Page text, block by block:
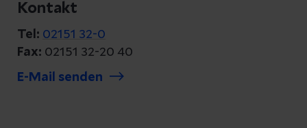
Kontakt
Tel: 02151 32-0
Fax: 02151 32-20 40
E-Mail senden